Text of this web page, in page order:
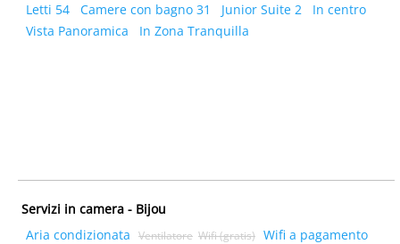
Letti 54
Camere con bagno 31 Junior Suite 2
In centro
Vista Panoramica
In Zona Tranquilla
Servizi in camera - Bijou
Aria condizionata
Ventilatore Wifi (gratis) Wifi a pagamento